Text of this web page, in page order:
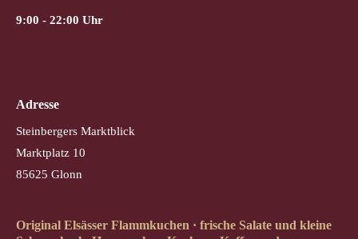
9:00 - 22:00 Uhr
Adresse
Steinbergers Marktblick
Marktplatz 10
85625 Glonn
Original Elsässer Flammkuchen · frische Salate und kleine